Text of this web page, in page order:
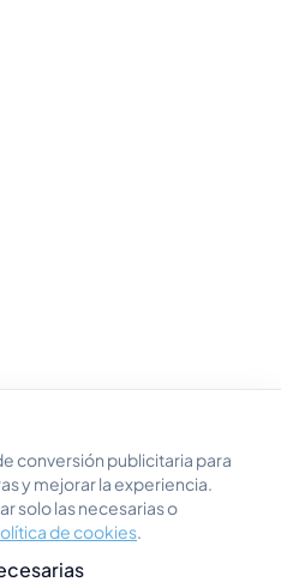
conversión publicitaria para
y mejorar la experiencia.
solo las necesarias o
de cookies.